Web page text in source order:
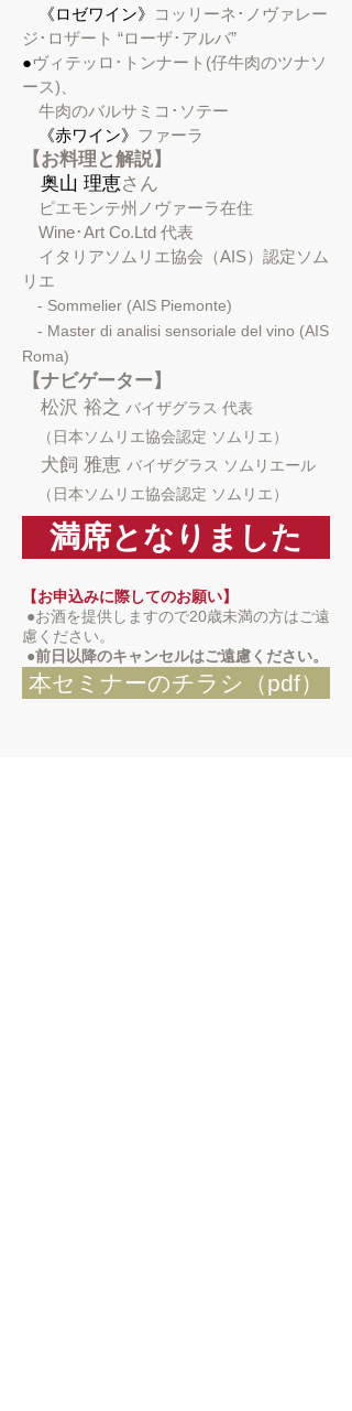
《ロゼワイン》 コッリーネ･ノヴァレー
ジ･ロザート “ローザ･アルバ”
●ヴィテッロ･トンナート(仔牛肉のツナソ
ース)、
牛肉のバルサミコ･ソテー
《赤ワイン》 ファーラ
【お料理と解説】
奥山 理恵さん
ピエモンテ州ノヴァーラ在住
Wine･Art Co.Ltd 代表
イタリアソムリエ協会（AIS）認定ソム
リエ
- Sommelier (AIS Piemonte)
- Master di analisi sensoriale del vino (AIS
Roma)
【ナビゲーター】
松沢 裕之 バイザグラス 代表
（日本ソムリエ協会認定 ソムリエ）
犬飼 雅恵 バイザグラス ソムリエール
（日本ソムリエ協会認定 ソムリエ）
満席となりました
【お申込みに際してのお願い】
●お酒を提供しますので20歳未満の方はご遠
慮ください。
●前日以降のキャンセルはご遠慮ください。
本セミナーのチラシ（pdf）